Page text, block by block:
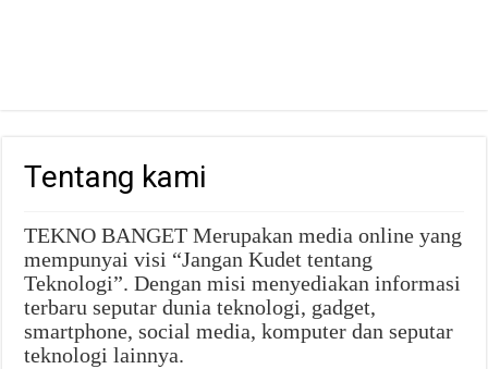
Tentang kami
TEKNO BANGET Merupakan media online yang
mempunyai visi “Jangan Kudet tentang
Teknologi”. Dengan misi menyediakan informasi
terbaru seputar dunia teknologi, gadget,
smartphone, social media, komputer dan seputar
teknologi lainnya.